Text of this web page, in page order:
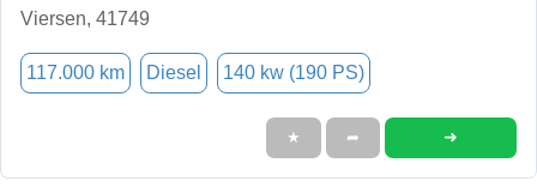
Viersen, 41749
117.000 km Diesel 140 kw (190 PS)
★ ➦ ➜